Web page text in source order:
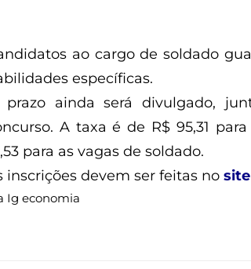
ao cargo de soldado
específicas.
prazo ainda será divulgado,
A taxa é de R$ 95,31
para as vagas de soldado.
inscrições devem ser feitas no
Ig economia